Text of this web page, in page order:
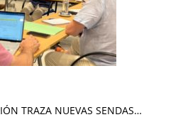
TRAZA NUEVAS SENDAS…